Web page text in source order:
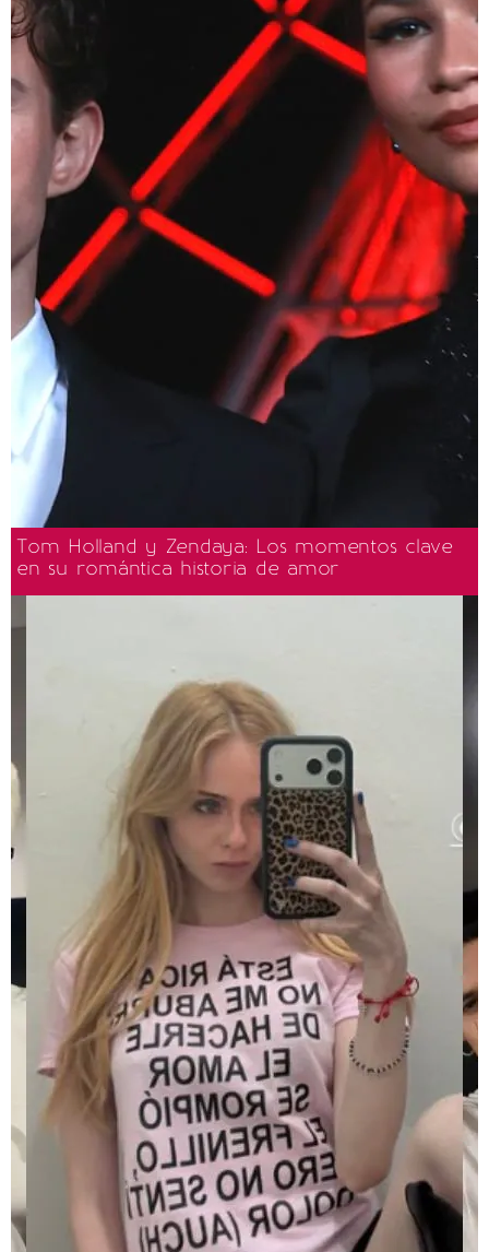
Tom Holland y Zendaya: Los momentos clave
en su romántica historia de amor